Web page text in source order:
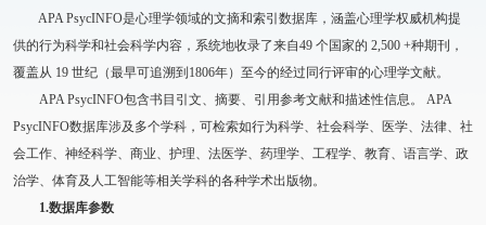
APA PsycINFO是心理学领域的文摘和索引数据库，涵盖心理学权威机构提
供的行为科学和社会科学内容，系统地收录了来自49 个国家的 2,500 +种期刊，
覆盖从 19 世纪（最早可追溯到1806年）至今的经过同行评审的心理学文献。
APA PsycINFO包含书目引文、摘要、引用参考文献和描述性信息。 APA
PsycINFO数据库涉及多个学科，可检索如行为科学、社会科学、医学、法律、社
会工作、神经科学、商业、护理、法医学、药理学、工程学、教育、语言学、政
治学、体育及人工智能等相关学科的各种学术出版物。
1.数据库参数